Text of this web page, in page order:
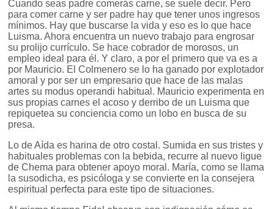
Cuando seas padre comerás carne, se suele decir. Pero
para comer carne y ser padre hay que tener unos ingresos
mínimos. Hay que buscarse la vida y eso es lo que hace
Luisma. Ahora encuentra un nuevo trabajo para engrosar
su prolijo currículo. Se hace cobrador de morosos, un
empleo ideal para él. Y claro, a por el primero que va es a
por Mauricio. El Colmenero se lo ha ganado por explotador
amoral y por ser un empresario que hace de las malas
artes su modus operandi habitual. Mauricio experimenta en
sus propias carnes el acoso y derribo de un Luisma que
repiquetea su conciencia como un lobo en busca de su
presa.
Lo de Aída es harina de otro costal. Sumida en sus tristes y
habituales problemas con la bebida, recurre al nuevo ligue
de Chema para obtener apoyo moral. María, como se llama
la susodicha, es psicóloga y se convierte en la consejera
espiritual perfecta para este tipo de situaciones.